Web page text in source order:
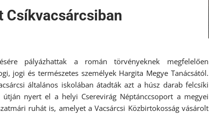
Csíkvacsárcsiban
pályázhattak a román törvényeknek megfelelően
jogi és természetes személyek Hargita Megye Tanácsától.
általános iskolában átadták azt a húsz darab felcsíki
nyert el a helyi Cserevirág Néptánccsoport a megyei
ruhát is, amelyet a Vacsárcsi Közbirtokosság vásárolt